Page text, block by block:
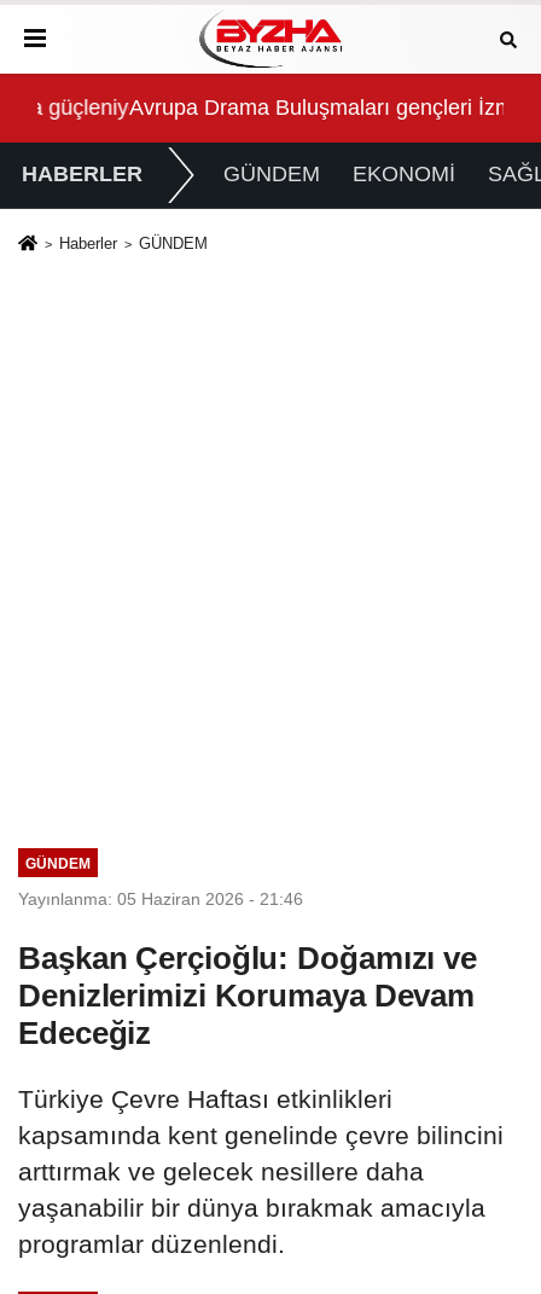
Avrupa Drama Buluşmaları gençleri İzmir’de
HABERLER GÜNDEM EKONOMİ
Haberler GÜNDEM
GÜNDEM
Yayınlanma: 05 Haziran 2026 - 21:46
Başkan Çerçioğlu: Doğamızı ve
Denizlerimizi Korumaya Devam
Edeceğiz
Türkiye Çevre Haftası etkinlikleri
kapsamında kent genelinde çevre bilincini
arttırmak ve gelecek nesillere daha
yaşanabilir bir dünya bırakmak amacıyla
programlar düzenlendi.